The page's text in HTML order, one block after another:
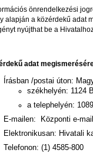
önrendelkezési
alapján a közérdekű adat
nyújthat be a
adat
Írásban /postai úton:
székhelyén: 1124
a telephelyén:
E-mailen: Központi e-
Elektronikusan: Hivatali
Telefonon: (1) 4585-800